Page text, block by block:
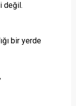
değil.
bir yerde